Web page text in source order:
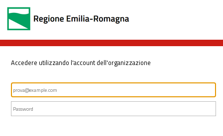
Accedere utilizzando l'account dell'organizzazione